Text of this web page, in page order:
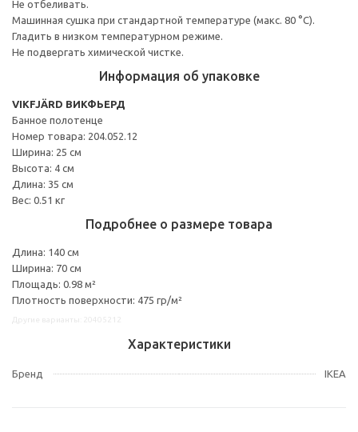
Не отбеливать.
Машинная сушка при стандартной температуре (макс. 80 °C).
Гладить в низком температурном режиме.
Не подвергать химической чистке.
Информация об упаковке
VIKFJÄRD ВИКФЬЕРД
Банное полотенце
Номер товара: 204.052.12
Ширина: 25 см
Высота: 4 см
Длина: 35 см
Вес: 0.51 кг
Подробнее о размере товара
Длина: 140 см
Ширина: 70 см
Площадь: 0.98 м²
Плотность поверхности: 475 гр/м²
Характеристики
Бренд IKEA